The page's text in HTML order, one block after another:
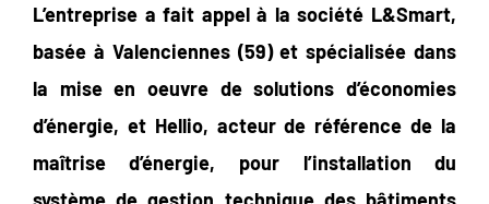
L’entreprise a fait appel à la société L&Smart,
basée à Valenciennes (59) et spécialisée dans
la mise en oeuvre de solutions d’économies
d’énergie, et Hellio, acteur de référence de la
maîtrise d’énergie, pour l’installation du